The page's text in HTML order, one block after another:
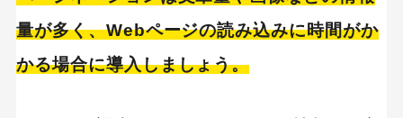
量が多く、Webページの読み込みに時間がか
かる場合に導入しましょう。